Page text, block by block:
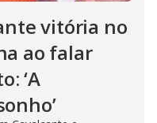
vitória no
ao falar
‘A